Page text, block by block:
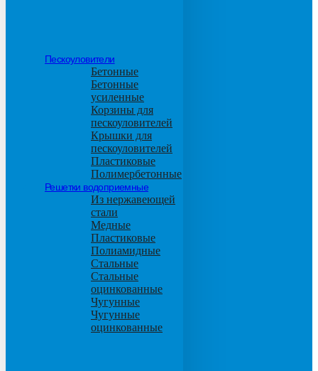
Пескоуловители
Бетонные
Бетонные
усиленные
Корзины для
пескоуловителей
Крышки для
пескоуловителей
Пластиковые
Полимербетонные
Решетки водоприемные
Из нержавеющей
стали
Медные
Пластиковые
Полиамидные
Стальные
Стальные
оцинкованные
Чугунные
Чугунные
оцинкованные